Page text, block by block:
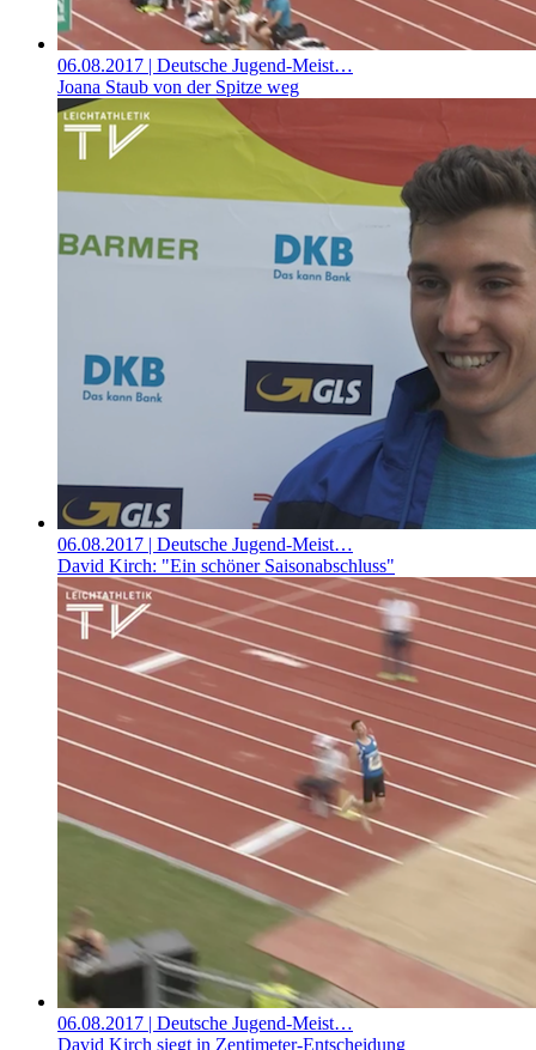
06.08.2017 | Deutsche Jugend-Meist…
Joana Staub von der Spitze weg
06.08.2017 | Deutsche Jugend-Meist…
David Kirch: "Ein schöner Saisonabschluss"
06.08.2017 | Deutsche Jugend-Meist…
David Kirch siegt in Zentimeter-Entscheidung